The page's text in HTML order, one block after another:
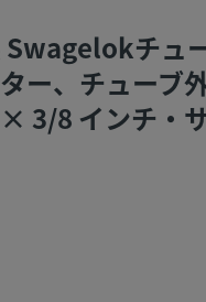
Swagelokチュ
ー、チューブ
3/8 インチ・